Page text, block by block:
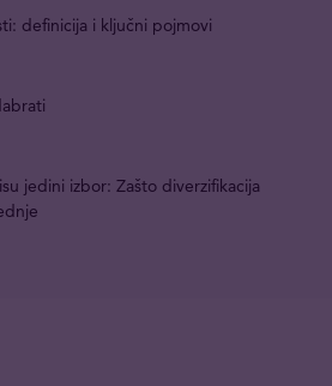
definicija i ključni pojmovi
jedini izbor: Zašto diverzifikacija